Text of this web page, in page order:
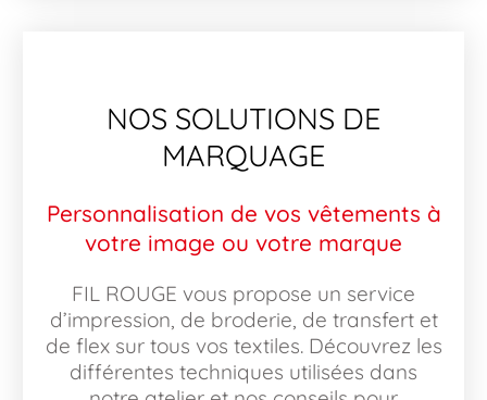
NOS SOLUTIONS DE
MARQUAGE
Personnalisation de vos vêtements à
votre image ou votre marque
FIL ROUGE vous propose un service
d’impression, de broderie, de transfert et
de flex sur tous vos textiles. Découvrez les
différentes techniques utilisées dans